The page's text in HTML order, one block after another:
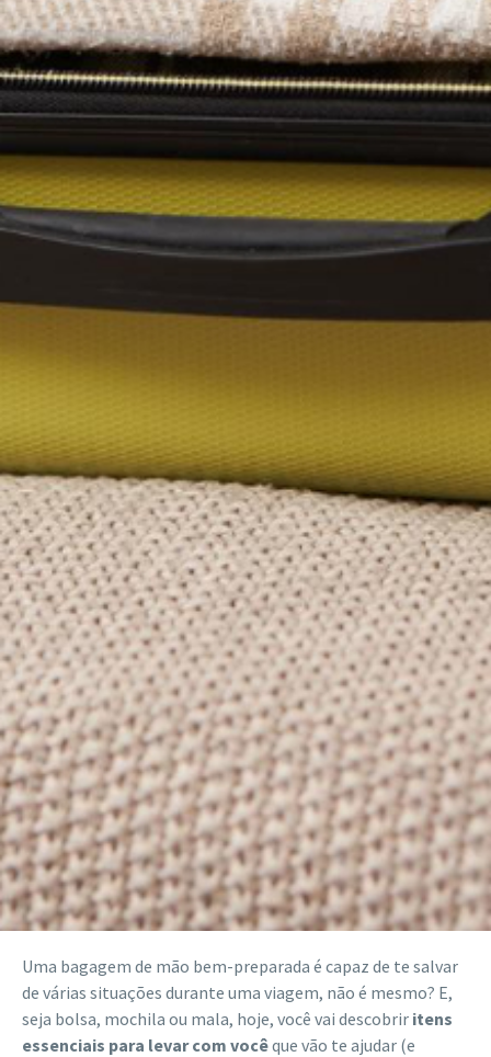
Uma bagagem de mão bem-preparada é capaz de te salvar
de várias situações durante uma viagem, não é mesmo? E,
seja bolsa, mochila ou mala, hoje, você vai descobrir itens
essenciais para levar com vocêque vão te ajudar (e